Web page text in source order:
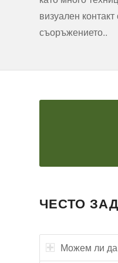
визуален контакт
съоръжението..
ЧЕСТО
Можем ли да